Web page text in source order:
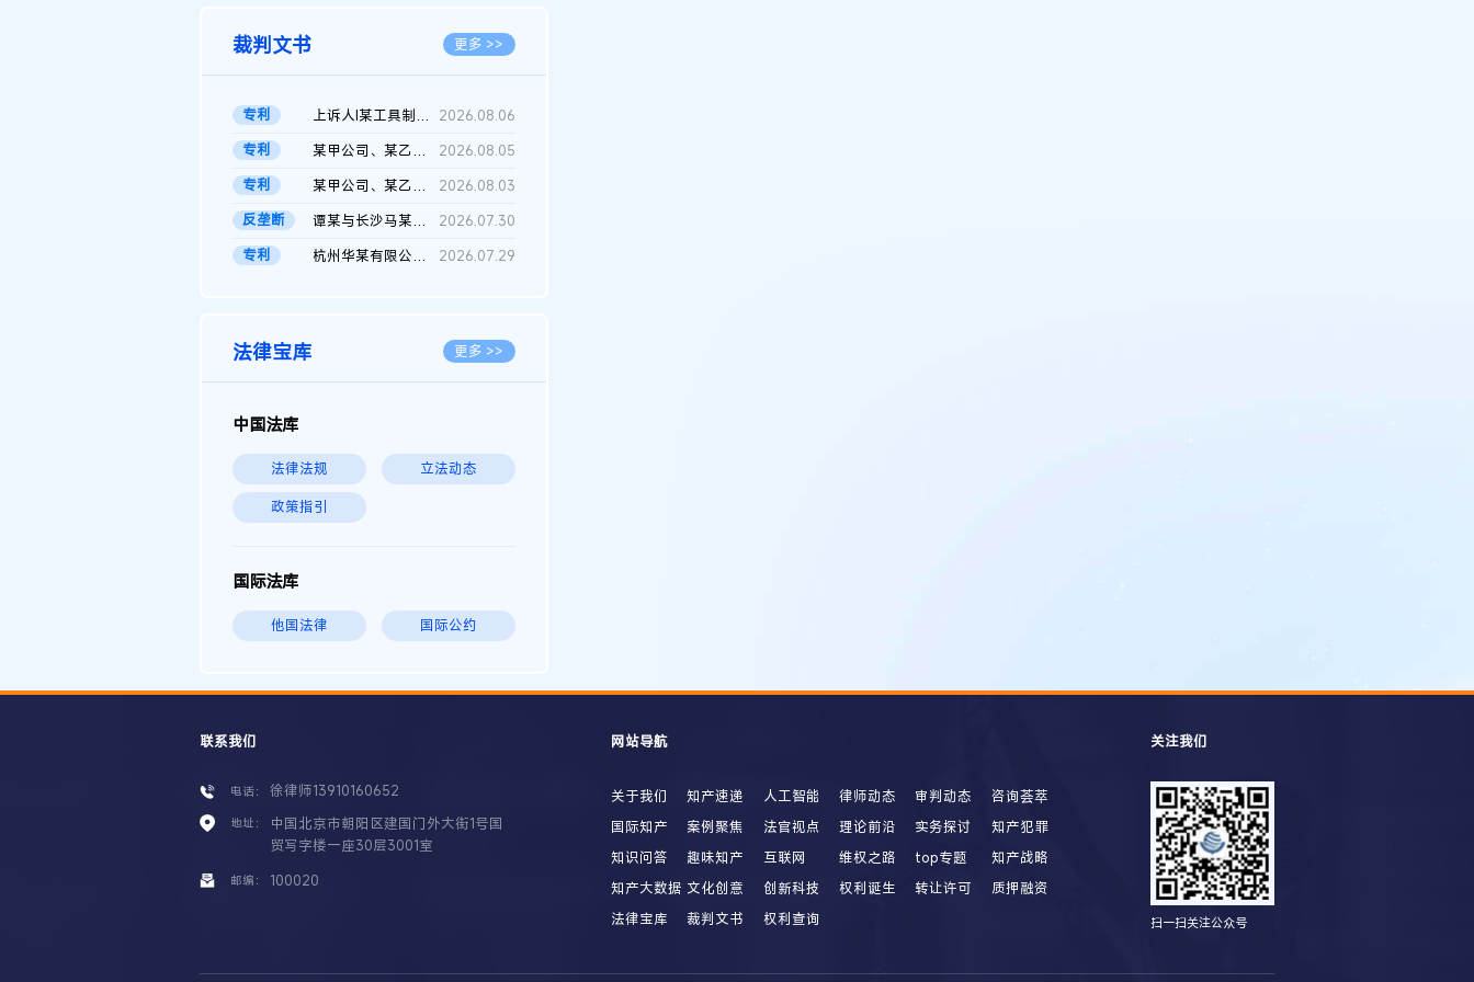
裁判文书 更多 >>
专利 上诉人I某工具制品有限公司与被上诉人程某及一审被告中华人民共和...
2026.08.06
专利
某甲公司、某乙公司、某丙公司申请诉前行为保全复议裁定书
2026.08.05
专利
某甲公司、某乙公司、官某与某丙公司专利申请权权属纠纷 二审判决...
2026.08.03
反垄断
谭某与长沙马某堆农产品股份有限公司滥用市场支配地位纠纷二审裁...
2026.07.30
专利
杭州华某有限公司与菲某有限公司侵害发明专利权纠纷 2026.07.29
法律宝库 更多 >>
中国法库
法律法规 立法动态
政策指引
国际法库
他国法律 国际公约
联系我们
电话： 徐律师13910160652
地址：
中国北京市朝阳区建国门外大街1号国
贸写字楼一座30层3001室
邮编： 100020
网站导航
关于我们 知产速递 人工智能 律师动态 审判动态
咨询荟萃
国际知产
案例聚焦 法官视点 理论前沿 实务探讨
知产犯罪
知识问答
趣味知产 互联网 维权之路 top专题
知产战略
知产大数据 文化创意 创新科技 权利诞生 转让许可
质押融资
法律宝库
裁判文书 权利查询
关注我们
扫一扫关注公众号